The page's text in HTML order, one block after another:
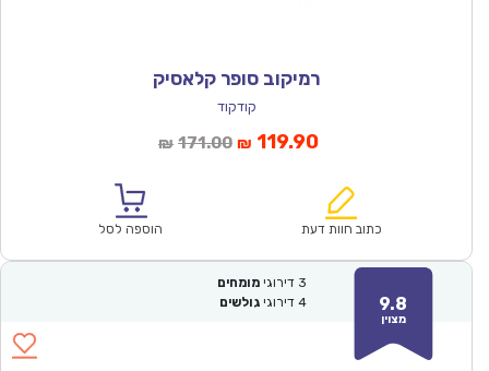
רמיקוב סופר קלאסיק
קודקוד
₪ 171.00המחיר
₪171.00.
₪ 119.90המחיר
הוא:
כתוב חוות דעת הוספה לסל
9.8
מצוין
3 דירוגי מומחים
4 דירוגי גולשים